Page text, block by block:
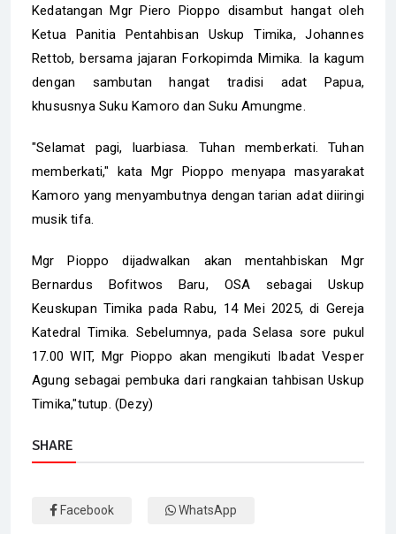
Kedatangan Mgr Piero Pioppo disambut hangat oleh
Ketua Panitia Pentahbisan Uskup Timika, Johannes
Rettob, bersama jajaran Forkopimda Mimika. Ia kagum
dengan sambutan hangat tradisi adat Papua,
khususnya Suku Kamoro dan Suku Amungme.
"Selamat pagi, luarbiasa. Tuhan memberkati. Tuhan
memberkati," kata Mgr Pioppo menyapa masyarakat
Kamoro yang menyambutnya dengan tarian adat diiringi
musik tifa.
Mgr Pioppo dijadwalkan akan mentahbiskan Mgr
Bernardus Bofitwos Baru, OSA sebagai Uskup
Keuskupan Timika pada Rabu, 14 Mei 2025, di Gereja
Katedral Timika. Sebelumnya, pada Selasa sore pukul
17.00 WIT, Mgr Pioppo akan mengikuti Ibadat Vesper
Agung sebagai pembuka dari rangkaian tahbisan Uskup
Timika,"tutup. (Dezy)
SHARE
Facebook WhatsApp